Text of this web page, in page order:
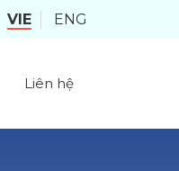
VIE ENG
Liên hệ